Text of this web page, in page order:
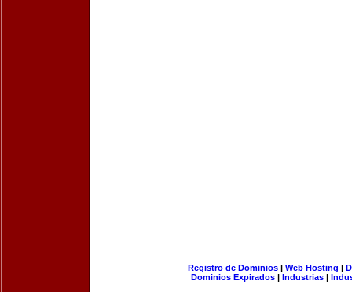
Registro de Dominios| Web Hosting |
Dominios Expirados | Industrias |